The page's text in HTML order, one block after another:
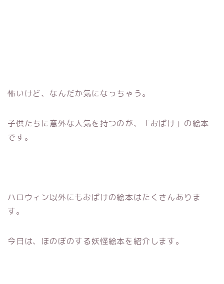
怖いけど、なんだか気になっちゃう。
子供たちに意外な人気を持つのが、「おばけ」の絵本
です。
ハロウィン以外にもおばけの絵本はたくさんありま
す。
今日は、ほのぼのする妖怪絵本を紹介します。